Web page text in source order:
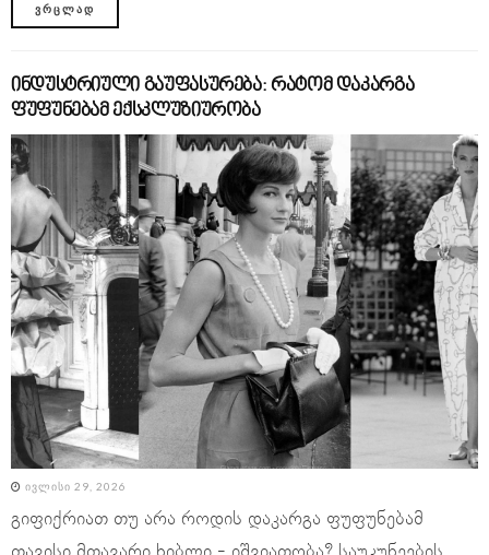
ᲕᲠᲪᲚᲐᲓ
ინდუსტრიული გაუფასურება: რატომ დაკარგა
ფუფუნებამ ექსკლუზიურობა
ᲘᲕᲚᲘᲡᲘ 29, 2026
გიფიქრიათ თუ არა როდის დაკარგა ფუფუნებამ